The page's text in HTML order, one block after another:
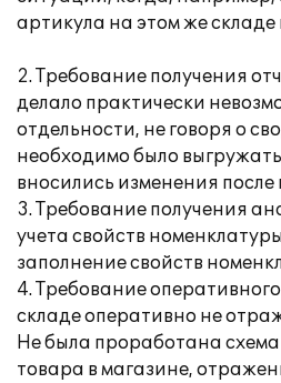
артикула на этом же складе
2. Требование получения
делало практически
отдельности, не говоря о
необходимо было
вносились изменения
3. Требование получения
учета свойств
заполнение свойств
4. Требование
складе оперативно не
Не была проработана
товара в магазине,